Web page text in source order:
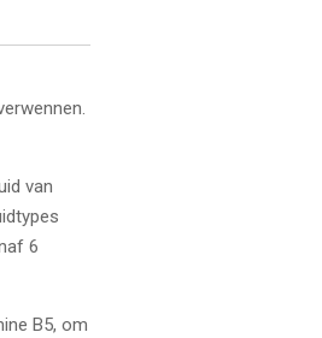
van
6
B5, om